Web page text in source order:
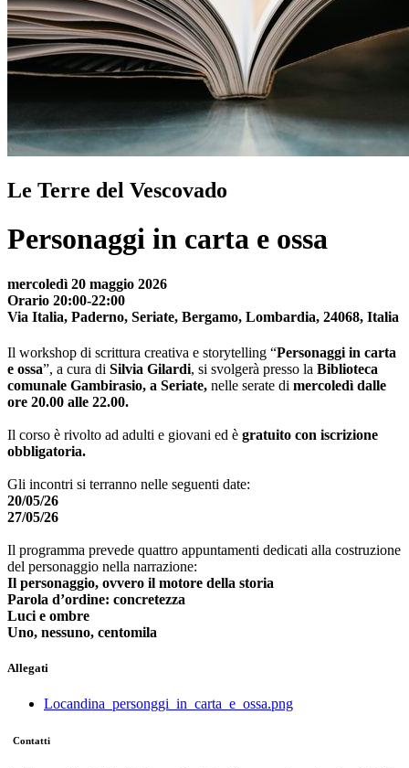
Le Terre del Vescovado
Personaggi in carta e ossa
mercoledì 20 maggio 2026
Orario 20:00-22:00
Via Italia, Paderno, Seriate, Bergamo, Lombardia, 24068, Italia
Il workshop di scrittura creativa e storytelling “Personaggi in carta
e ossa”, a cura di Silvia Gilardi, si svolgerà presso la Biblioteca
comunale Gambirasio, a Seriate, nelle serate di mercoledì dalle
ore 20.00 alle 22.00.
Il corso è rivolto ad adulti e giovani ed è gratuito con iscrizione
obbligatoria.
Gli incontri si terranno nelle seguenti date:
20/05/26
27/05/26
Il programma prevede quattro appuntamenti dedicati alla costruzione
del personaggio nella narrazione:
Il personaggio, ovvero il motore della storia
Parola d’ordine: concretezza
Luci e ombre
Uno, nessuno, centomila
Allegati
Locandina_personggi_in_carta_e_ossa.png
Contatti